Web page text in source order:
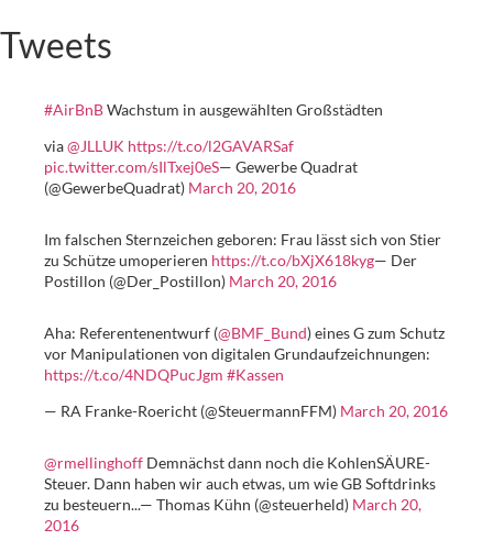
Tweets
#AirBnBWachstum in ausgewählten Großstädten
via@JLLUK https://t.co/l2GAVARSaf
pic.twitter.com/sIlTxej0eS— Gewerbe Quadrat
(@GewerbeQuadrat) March 20, 2016
Im falschen Sternzeichen geboren: Frau lässt sich von Stier
zu Schütze umoperieren https://t.co/bXjX618kyg— Der
Postillon (@Der_Postillon) March 20, 2016
Aha: Referentenentwurf (@BMF_Bund) eines G zum Schutz
vor Manipulationen von digitalen Grundaufzeichnungen:
https://t.co/4NDQPucJgm #Kassen
— RA Franke-Roericht (@SteuermannFFM) March 20, 2016
@rmellinghoff Demnächst dann noch die KohlenSÄURE-
Steuer. Dann haben wir auch etwas, um wie GB Softdrinks
zu besteuern...— Thomas Kühn (@steuerheld) March 20,
2016